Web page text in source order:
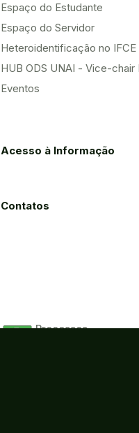
Espaço do Estudante
Espaço do Servidor
Heteroidentificação no IFCE
HUB ODS UNAI - Vice-chair
Eventos
Acesso à Informação
Contatos
Processos